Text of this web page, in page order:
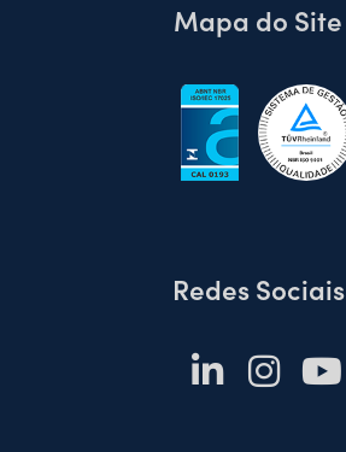
Mapa do Site
Redes Sociais